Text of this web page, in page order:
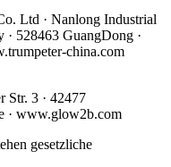
Ltd · Nanlong Industrial
528463 GuangDong ·
china.com
Str. 3 · 42477
· www.glow2b.com
gesetzliche